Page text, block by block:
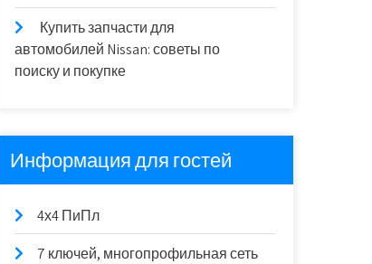
Купить запчасти для
автомобилей Nissan: советы по
поиску и покупке
Информация для гостей
4х4 ПиПл
7 ключей, многопрофильная сеть